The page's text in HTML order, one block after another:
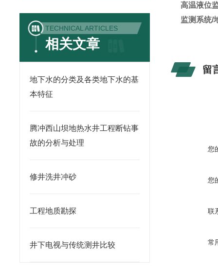
TECHNICAL ARTICLES
相关文章
地下水的分类及各类地下水的基
本特征
腾冲西山坝地热水井工程断钻事
故的分析与处理
修井洗井冲砂
工程地质勘探
井下电视与传统测井比较
高温液位
监测系统/
留
您
您
联
常